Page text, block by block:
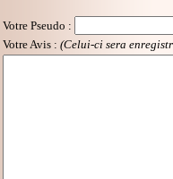
Votre Pseudo :
Votre Avis : (Celui-ci sera